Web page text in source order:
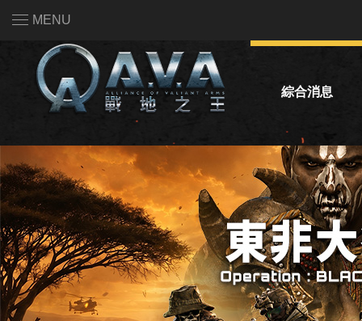
MENU
綜合消息
系統公告
熱門話題投票